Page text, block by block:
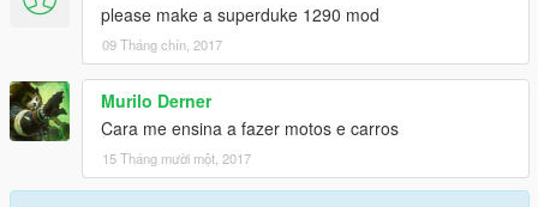
please make a superduke 1290 mod
09 Tháng chín, 2017
Murilo Derner
Cara me ensina a fazer motos e carros
15 Tháng mười một, 2017